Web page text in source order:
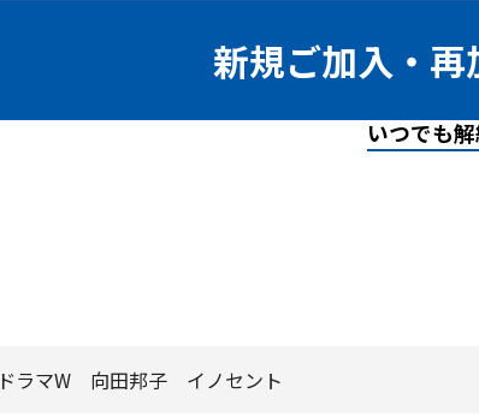
新規ご加入・再
いつでも
ドラマW 向田邦子 イノセント